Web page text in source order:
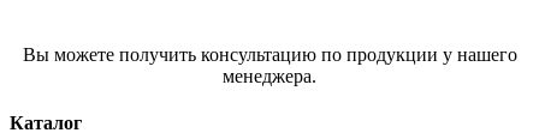
Вы можете получить консультацию по продукции у нашего
менеджера.
Каталог